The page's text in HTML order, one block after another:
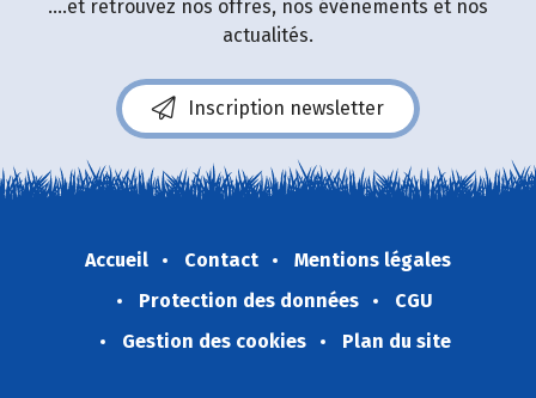
....et retrouvez nos offres, nos événements et nos
actualités.
Inscription newsletter
Accueil Contact
Mentions légales
Protection des données
CGU
Gestion des cookies
Plan du site